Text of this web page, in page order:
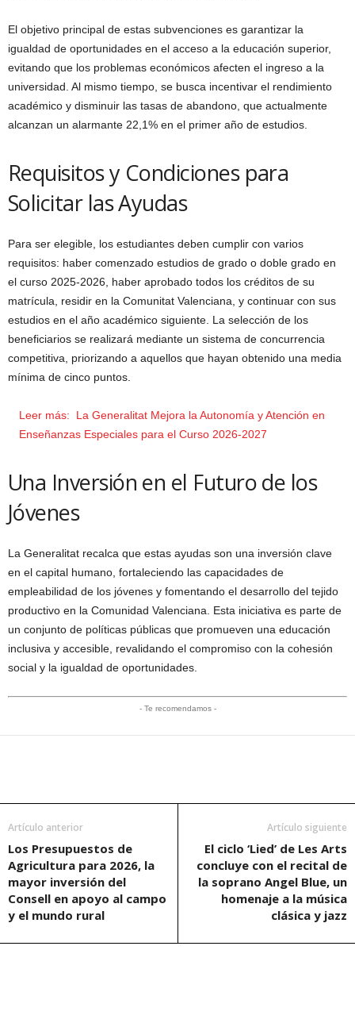
El objetivo principal de estas subvenciones es garantizar la
igualdad de oportunidades en el acceso a la educación superior,
evitando que los problemas económicos afecten el ingreso a la
universidad. Al mismo tiempo, se busca incentivar el rendimiento
académico y disminuir las tasas de abandono, que actualmente
alcanzan un alarmante 22,1% en el primer año de estudios.
Requisitos y Condiciones para
Solicitar las Ayudas
Para ser elegible, los estudiantes deben cumplir con varios
requisitos: haber comenzado estudios de grado o doble grado en
el curso 2025-2026, haber aprobado todos los créditos de su
matrícula, residir en la Comunitat Valenciana, y continuar con sus
estudios en el año académico siguiente. La selección de los
beneficiarios se realizará mediante un sistema de concurrencia
competitiva, priorizando a aquellos que hayan obtenido una media
mínima de cinco puntos.
Leer más:
La Generalitat Mejora la Autonomía y Atención en
Enseñanzas Especiales para el Curso 2026-2027
Una Inversión en el Futuro de los
Jóvenes
La Generalitat recalca que estas ayudas son una inversión clave
en el capital humano, fortaleciendo las capacidades de
empleabilidad de los jóvenes y fomentando el desarrollo del tejido
productivo en la Comunidad Valenciana. Esta iniciativa es parte de
un conjunto de políticas públicas que promueven una educación
inclusiva y accesible, revalidando el compromiso con la cohesión
social y la igualdad de oportunidades.
- Te recomendamos -
Artículo anterior
Los Presupuestos de
Agricultura para 2026, la
mayor inversión del
Consell en apoyo al campo
y el mundo rural
Artículo siguiente
El ciclo ‘Lied’ de Les Arts
concluye con el recital de
la soprano Angel Blue, un
homenaje a la música
clásica y jazz